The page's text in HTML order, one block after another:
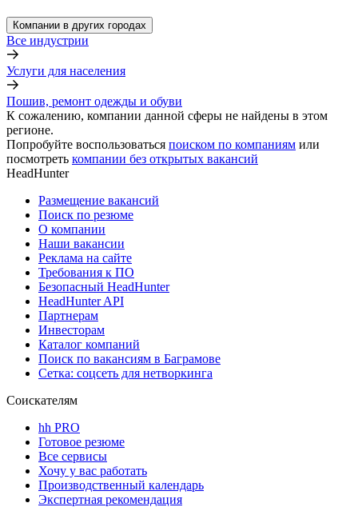
Компании в других городах
Все индустрии
Услуги для населения
Пошив, ремонт одежды и обуви
К сожалению, компании данной сферы не найдены в этом
регионе.
Попробуйте воспользоваться поиском по компаниям или
посмотреть компании без открытых вакансий
HeadHunter
Размещение вакансий
Поиск по резюме
О компании
Наши вакансии
Реклама на сайте
Требования к ПО
Безопасный HeadHunter
HeadHunter API
Партнерам
Инвесторам
Каталог компаний
Поиск по вакансиям в Баграмове
Сетка: соцсеть для нетворкинга
Соискателям
hh PRO
Готовое резюме
Все сервисы
Хочу у вас работать
Производственный календарь
Экспертная рекомендация